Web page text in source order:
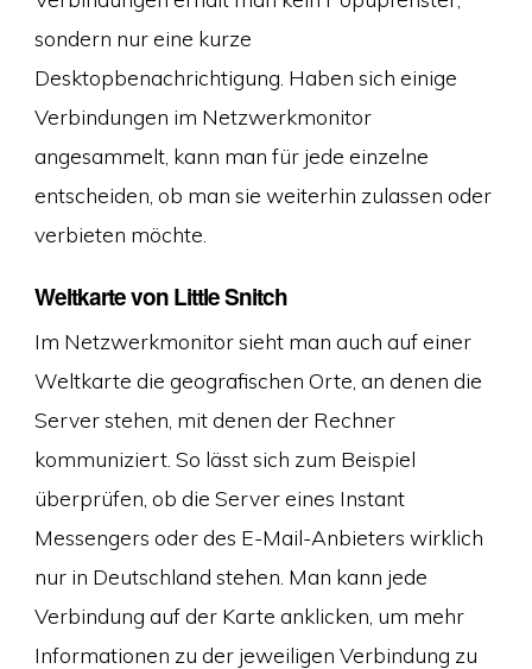
sondern nur eine kurze
Desktopbenachrichtigung. Haben sich einige
Verbindungen im Netzwerkmonitor
angesammelt, kann man für jede einzelne
entscheiden, ob man sie weiterhin zulassen oder
verbieten möchte.
Weltkarte von Little Snitch
Im Netzwerkmonitor sieht man auch auf einer
Weltkarte die geografischen Orte, an denen die
Server stehen, mit denen der Rechner
kommuniziert. So lässt sich zum Beispiel
überprüfen, ob die Server eines Instant
Messengers oder des E-Mail-Anbieters wirklich
nur in Deutschland stehen. Man kann jede
Verbindung auf der Karte anklicken, um mehr
Informationen zu der jeweiligen Verbindung zu